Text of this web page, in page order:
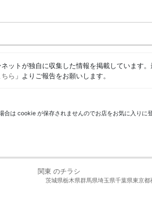
ットが独自に収集した情報を掲載しています
ちら 」よりご報告をお願いします。
は cookie が保存されませんのでお店をお気に入りに
関東 のチラシ
茨城県栃木県群馬県埼玉県千葉県東京都